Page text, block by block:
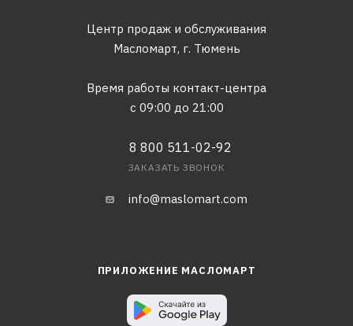
Центр продаж и обслуживания
Масломарт, г. Тюмень
Время работы контакт-центра
с 09:00 до 21:00
8 800 511-02-92
ЗАКАЗАТЬ ЗВОНОК
info@maslomart.com
ПРИЛОЖЕНИЕ МАСЛОМАРТ